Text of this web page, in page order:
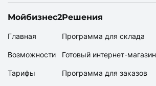
Мойбизнес2
Главная
Возможности
Тарифы
Решения
Программа для склада
Готовый интернет-магазин
Программа для заказов